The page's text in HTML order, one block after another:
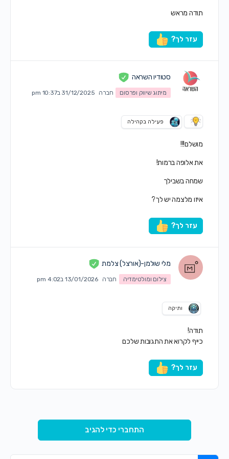
תודה מראש
עזר לך?
סטודיו השראה
מיתוג שיווק ופרסום חברה 31/12/2025 ב10:37 pm
פעילה בקהילה
מושלם!!!
את אלופה ברמות!
שמחה בשבילך
איזו מלצמה יש לך?
עזר לך?
מלי שולמן-(אורצל) צלמת
צילום ומולטימדיה חברה 13/01/2026 ב4:02 pm
ותיקה
תודה!
כייף לקרוא את התגובות שלכם
עזר לך?
התחברי כדי להגיב